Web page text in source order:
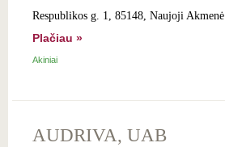
Respublikos g. 1, 85148, Naujoji Akmenė
Plačiau »
Akiniai
AUDRIVA, UAB